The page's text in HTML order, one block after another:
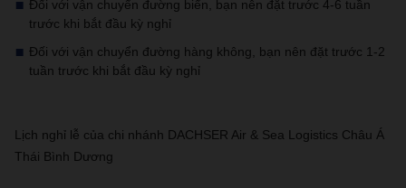
Đối với vận chuyển đường biển, bạn nên đặt trước 4-6 tuần
trước khi bắt đầu kỳ nghỉ
Đối với vận chuyển đường hàng không, bạn nên đặt trước 1-2
tuần trước khi bắt đầu kỳ nghỉ
Lịch nghỉ lễ của chi nhánh DACHSER Air & Sea Logistics Châu Á
Thái Bình Dương